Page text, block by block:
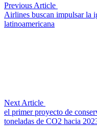
Previous Article
Airlines buscan impulsar la
latinoamericana
Next Article
el primer proyecto de
toneladas de CO2 hacia